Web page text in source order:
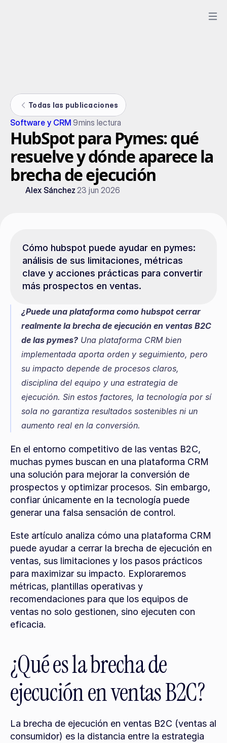
Todas las publicaciones
Software y CRM 9mins lectura
HubSpot para Pymes: qué
resuelve y dónde aparece la
brecha de ejecución
Alex Sánchez 23 jun 2026
Cómo hubspot puede ayudar en pymes:
análisis de sus limitaciones, métricas
clave y acciones prácticas para convertir
más prospectos en ventas.
¿Puede una plataforma como hubspot cerrar
realmente la brecha de ejecución en ventas B2C
de las pymes? Una plataforma CRM bien
implementada aporta orden y seguimiento, pero
su impacto depende de procesos claros,
disciplina del equipo y una estrategia de
ejecución. Sin estos factores, la tecnología por sí
sola no garantiza resultados sostenibles ni un
aumento real en la conversión.
En el entorno competitivo de las ventas B2C,
muchas pymes buscan en una plataforma CRM
una solución para mejorar la conversión de
prospectos y optimizar procesos. Sin embargo,
confiar únicamente en la tecnología puede
generar una falsa sensación de control.
Este artículo analiza cómo una plataforma CRM
puede ayudar a cerrar la brecha de ejecución en
ventas, sus limitaciones y los pasos prácticos
para maximizar su impacto. Exploraremos
métricas, plantillas operativas y
recomendaciones para que los equipos de
ventas no solo gestionen, sino ejecuten con
eficacia.
¿Qué es la brecha de
ejecución en ventas B2C?
La brecha de ejecución en ventas B2C (ventas al
consumidor) es la distancia entre la estrategia